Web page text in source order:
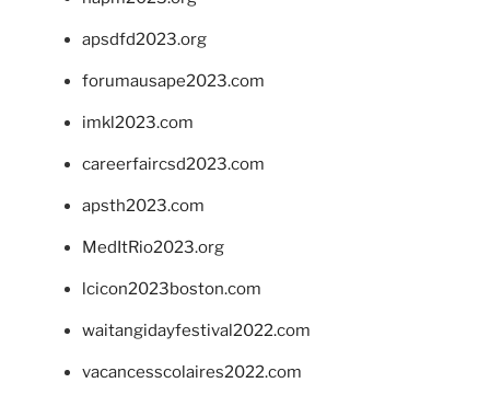
apsdfd2023.org
forumausape2023.com
imkl2023.com
careerfaircsd2023.com
apsth2023.com
MedItRio2023.org
lcicon2023boston.com
waitangidayfestival2022.com
vacancesscolaires2022.com